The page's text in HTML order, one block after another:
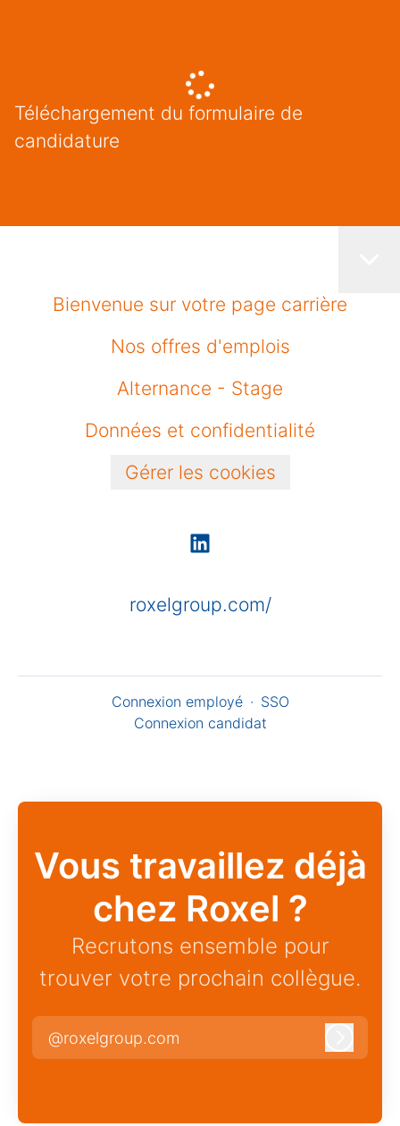
Téléchargement du formulaire de
candidature
Bienvenue sur votre page carrière
Nos offres d'emplois
Alternance - Stage
Données et confidentialité
Gérer les cookies
roxelgroup.com/
Connexion employé · SSO
Connexion candidat
Vous travaillez déjà
chez Roxel ?
Recrutons ensemble pour
trouver votre prochain collègue.
@roxelgroup.com